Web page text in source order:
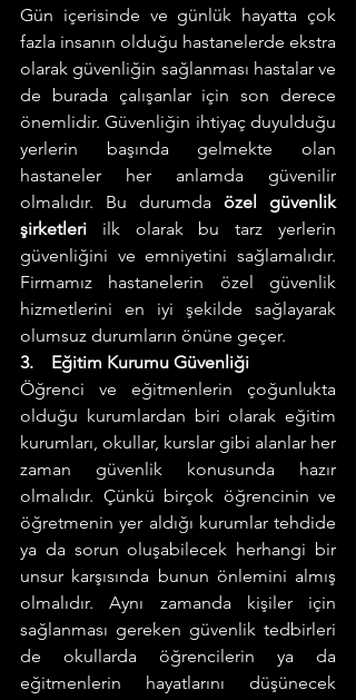
Gün içerisinde ve günlük hayatta çok
fazla insanın olduğu hastanelerde ekstra
olarak güvenliğin sağlanması hastalar ve
de burada çalışanlar için son derece
önemlidir. Güvenliğin ihtiyaç duyulduğu
yerlerin başında gelmekte olan
hastaneler her anlamda güvenilir
olmalıdır. Bu durumda özel güvenlik
şirketleri ilk olarak bu tarz yerlerin
güvenliğini ve emniyetini sağlamalıdır.
Firmamız hastanelerin özel güvenlik
hizmetlerini en iyi şekilde sağlayarak
olumsuz durumların önüne geçer.
3.    Eğitim Kurumu Güvenliği
Öğrenci ve eğitmenlerin çoğunlukta
olduğu kurumlardan biri olarak eğitim
kurumları, okullar, kurslar gibi alanlar her
zaman güvenlik konusunda hazır
olmalıdır. Çünkü birçok öğrencinin ve
öğretmenin yer aldığı kurumlar tehdide
ya da sorun oluşabilecek herhangi bir
unsur karşısında bunun önlemini almış
olmalıdır. Aynı zamanda kişiler için
sağlanması gereken güvenlik tedbirleri
de okullarda öğrencilerin ya da
eğitmenlerin hayatlarını düşünecek